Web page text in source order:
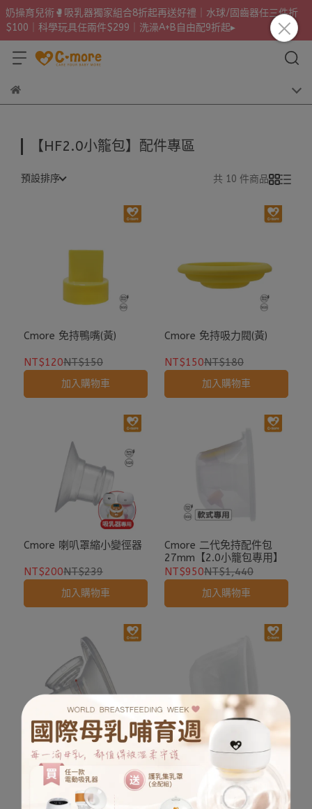
奶操育兒術🥊吸乳器獨家組合8折起再送好禮｜水球/固齒器任三件折
$100｜科學玩具任兩件$299｜洗澡A+B自由配9折起▸
【HF2.0小籠包】配件專區
預設排序 共 10 件商品
Cmore 免持鴨嘴(黃)
NT$120NT$150
加入購物車
Cmore 免持吸力閥(黃)
NT$150NT$180
加入購物車
Cmore 喇叭罩縮小變徑器
NT$200NT$239
加入購物車
Cmore 二代免持配件包
27mm【2.0小籠包專用】
NT$950NT$1,440
加入購物車
Cmore 二代免持喇叭罩
27mm【2.0小籠包專用】
NT$450
NT$590
加入購物車
Cmore 二代免持集乳杯
180ml【2.0小籠包專用】
NT$250
NT$390
加入購物車